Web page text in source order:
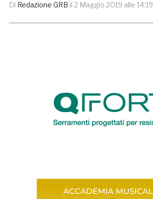
Di Redazione GRB il 2 Maggio 2019 alle 14:19